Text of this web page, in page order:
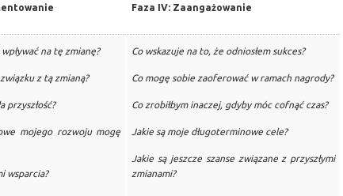
Faza IV: Zaangażowanie
na tę zmianę?
z tą zmianą?
przyszłość?
mojego rozwoju mogę
wsparcia?
Co wskazuje na to, że odniosłem sukces?
Co mogę sobie zaoferować w ramach nagrody?
Co zrobiłbym inaczej, gdyby móc cofnąć czas?
Jakie są moje długoterminowe cele?
Jakie są jeszcze szanse związane z przyszłymi
zmianami?